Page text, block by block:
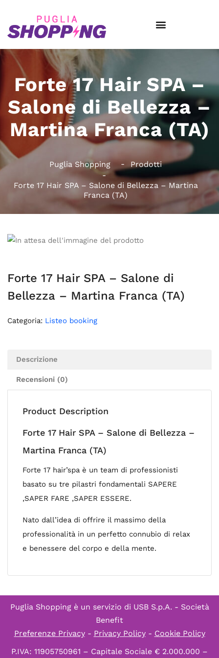
Forte 17 Hair SPA –
Salone di Bellezza –
Martina Franca (TA)
Puglia Shopping Prodotti
Forte 17 Hair SPA – Salone di Bellezza – Martina
Franca (TA)
Forte 17 Hair SPA – Salone di
Bellezza – Martina Franca (TA)
Categoria: Listeo booking
Descrizione
Recensioni (0)
Product Description
Forte 17 Hair SPA – Salone di Bellezza –
Martina Franca (TA)
Forte 17 hair’spa è un team di professionisti
basato su tre pilastri fondamentali SAPERE
,SAPER FARE ,SAPER ESSERE.
Nato dall’idea di offrire il massimo della
professionalità in un perfetto connubio di relax
e benessere del corpo e della mente.
Puglia Shopping è un servizio di USB S.p.A. - Società
Benefit
Preferenze Privacy- Privacy Policy- Cookie Policy
P.IVA: 11905750961 – Capitale Sociale € 2.000.000 –